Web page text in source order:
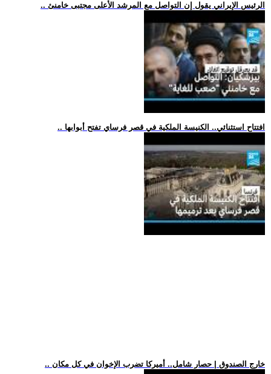
.. الرئيس الإيراني يقول إن التواصل مع المرشد الأعلى مجتبى خامنئ
.. افتتاح استثنائي.. الكنيسة الملكية في قصر فرساي تفتح أبوابها
.. خارج الصندوق | حصار شامل.. أميركا تضرب الإخوان في كل مكان